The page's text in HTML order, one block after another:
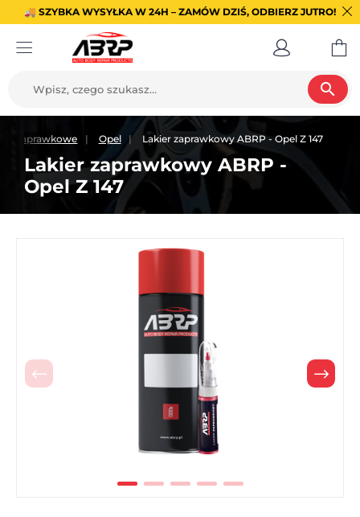
🚚 SZYBKA WYSYŁKA W 24H – ZAMÓW DZIŚ, ODBIERZ JUTRO!
search
zaprawkowe Opel Lakier zaprawkowy ABRP - Opel Z 147
Lakier zaprawkowy ABRP -
Opel Z 147
Poprzedni